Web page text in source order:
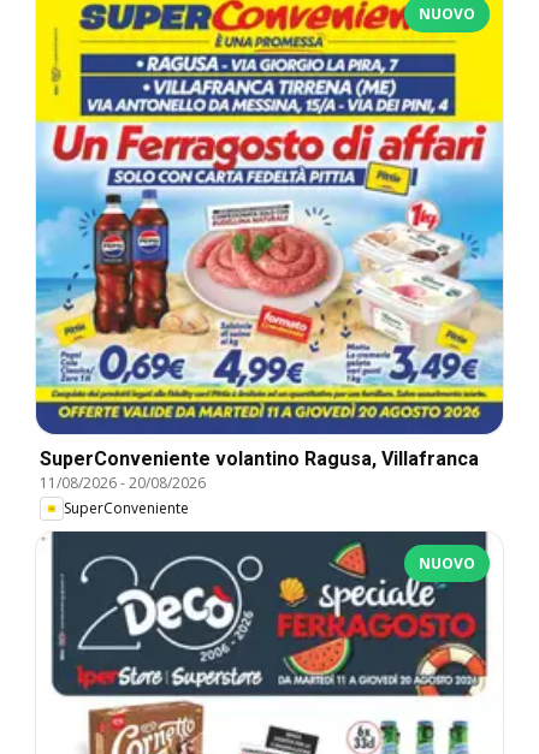
NUOVO
SuperConveniente volantino Ragusa, Villafranca
11/08/2026-20/08/2026
SuperConveniente
NUOVO